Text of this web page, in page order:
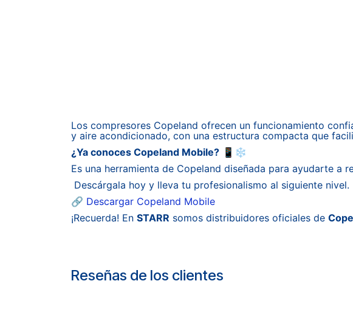
Los compresores Copeland ofrecen un funcionamiento
y aire acondicionado, con una estructura compacta que
¿Ya conoces Copeland Mobile? 📱❄️
Es una herramienta de Copeland diseñada para ayudarte
Descárgala hoy y lleva tu profesionalismo al siguiente nivel.
🔗 Descargar Copeland Mobile
¡Recuerda! En STARR somos distribuidores oficiales de
Reseñas de los clientes